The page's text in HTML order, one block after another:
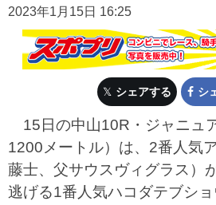
2023年1月15日 16:25
シェアする シ
15日の中山10R・ジャニュ
1200メートル）は、2番人気
藤士、父サウスヴィグラス）
逃げる1番人気ハコダテブシ